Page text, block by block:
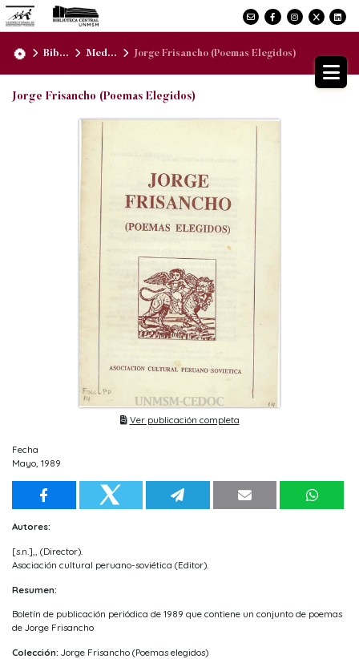
Bib... Med... Jorge Frisancho (Poemas Elegidos)
Jorge Frisancho (Poemas Elegidos)
Ver publicación completa
Fecha
Mayo, 1989
Autores:
[s.n.],, (Director).
Asociación cultural peruano-soviética (Editor).
Resumen:
Boletín de publicación periódica de 1989 que contiene un conjunto de poemas
de Jorge Frisancho
Colección: Jorge Frisancho (Poemas elegidos)